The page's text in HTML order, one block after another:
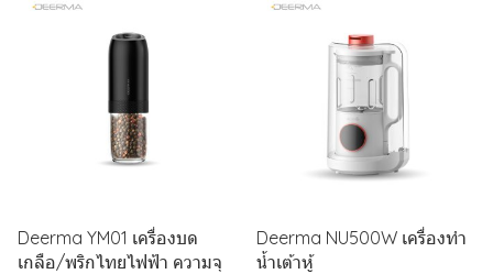
Deerma YM01 เครื่องบด
เกลือ/พริกไทยไฟฟ้า ความจุ
Deerma NU500W เครื่องทำ
น้ำเต้าหู้